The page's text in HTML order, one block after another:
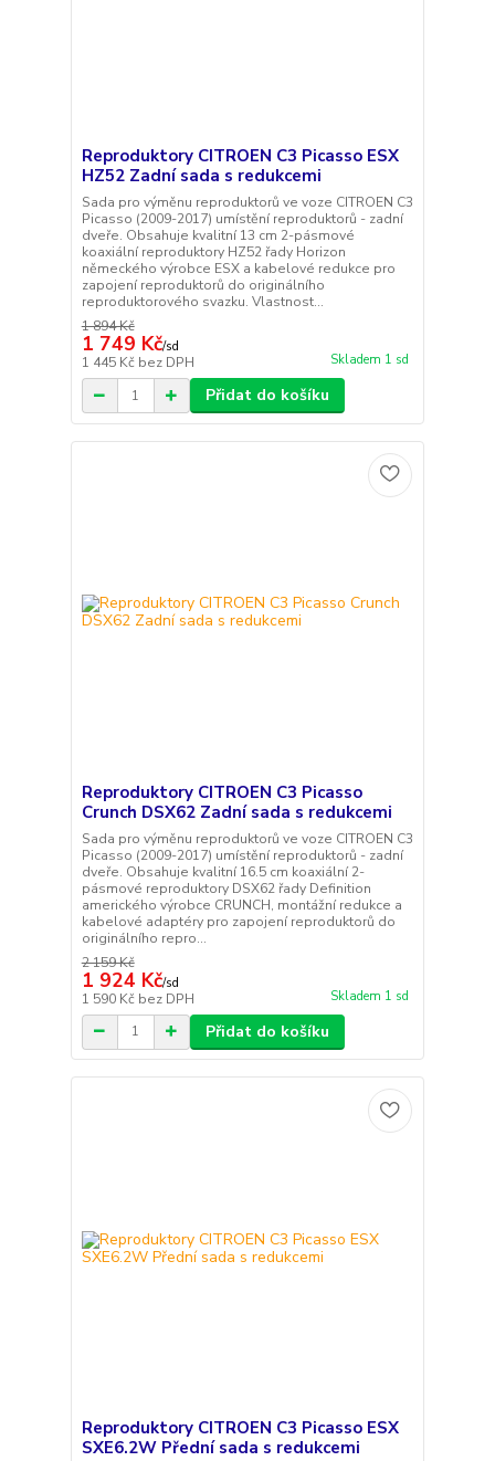
Reproduktory CITROEN C3 Picasso ESX
HZ52 Zadní sada s redukcemi
Sada pro výměnu reproduktorů ve voze CITROEN C3
Picasso (2009-2017) umístění reproduktorů - zadní
dveře. Obsahuje kvalitní 13 cm 2-pásmové
koaxiální reproduktory HZ52 řady Horizon
německého výrobce ESX a kabelové redukce pro
zapojení reproduktorů do originálního
reproduktorového svazku. Vlastnost...
1 894 Kč
1 749 Kč/sd
1 445 Kč bez DPH Skladem 1 sd
Přidat do košíku
Reproduktory CITROEN C3 Picasso
Crunch DSX62 Zadní sada s redukcemi
Sada pro výměnu reproduktorů ve voze CITROEN C3
Picasso (2009-2017) umístění reproduktorů - zadní
dveře. Obsahuje kvalitní 16.5 cm koaxiální 2-
pásmové reproduktory DSX62 řady Definition
amerického výrobce CRUNCH, montážní redukce a
kabelové adaptéry pro zapojení reproduktorů do
originálního repro...
2 159 Kč
1 924 Kč/sd
1 590 Kč bez DPH Skladem 1 sd
Přidat do košíku
Reproduktory CITROEN C3 Picasso ESX
SXE6.2W Přední sada s redukcemi